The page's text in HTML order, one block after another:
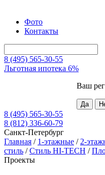
Фото
Контакты
8 (495) 565-30-55
Льготная ипотека 6%
Ваш
8 (495) 565-30-55
8 (812) 336-60-79
Санкт-Петербург
Главная / 1-этажные / 2-
стиль /Стиль HI-TECH /
Проекты